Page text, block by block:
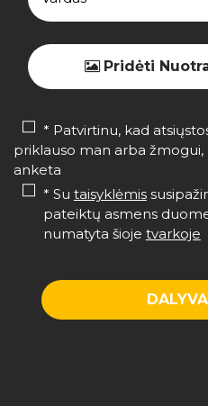
Pridėti
* Patvirtinu, kad
priklauso man arba
anketa
* Su taisyklėmis
pateiktų asmens
numatyta šioje tvarkoje